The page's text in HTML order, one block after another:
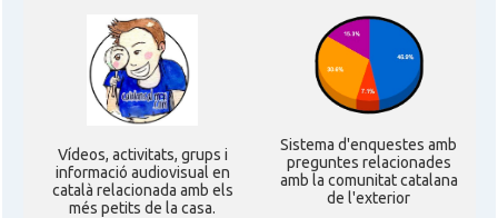
CAMON Catalans a Las Vegas
CAMON Catalans a Los Angeles
CAMON Catalans a Maine, USA
Ví­deos, activitats, grups i
informació audiovisual en
català relacionada amb els
més petits de la casa.
Sistema d'enquestes amb
preguntes relacionades
amb la comunitat catalana
de l'exterior